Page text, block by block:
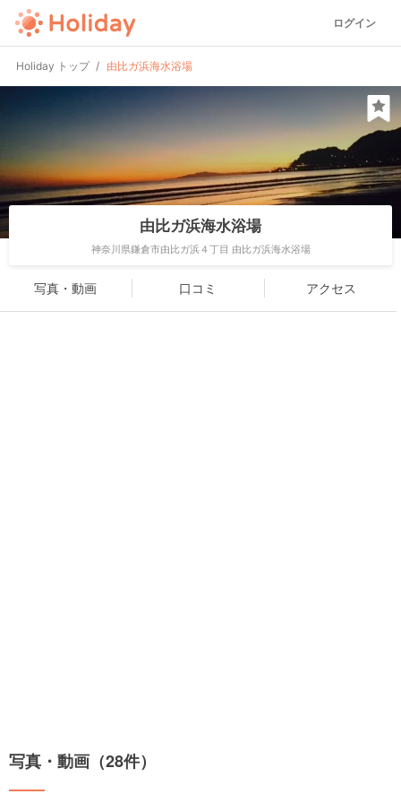
ログイン
Holiday トップ 由比ガ浜海水浴場
由比ガ浜海水浴場
神奈川県鎌倉市由比ガ浜４丁目 由比ガ浜海水浴場
写真・動画 口コミ アクセス
写真・動画（28件）